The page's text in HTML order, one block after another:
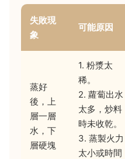
失敗現
象
可能原因
蒸好
後，上
層一層
水，下
層硬塊
1. 粉漿太
稀。
2. 蘿蔔出水
太多，炒料
時未收乾。
3. 蒸製火力
太小或時間